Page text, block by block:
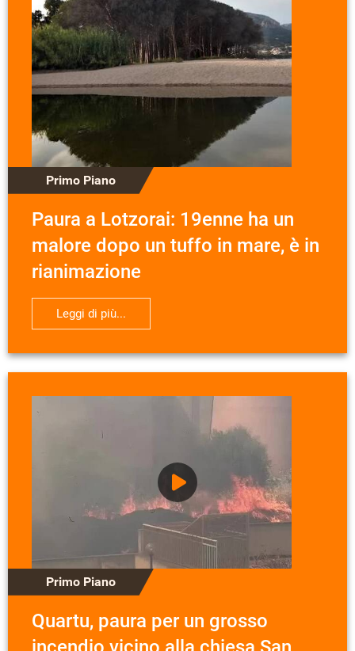
Primo Piano
Paura a Lotzorai: 19enne ha un
malore dopo un tuffo in mare, è in
rianimazione
Leggi di più...
Primo Piano
Quartu, paura per un grosso